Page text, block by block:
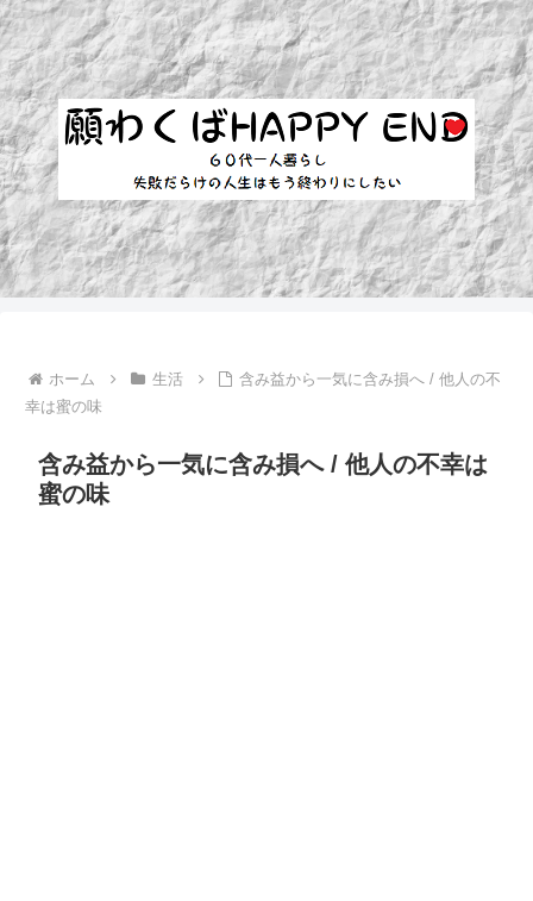
ホーム 生活
含み益から一気に含み損へ / 他人の不
幸は蜜の味
含み益から一気に含み損へ / 他人の不幸は
蜜の味